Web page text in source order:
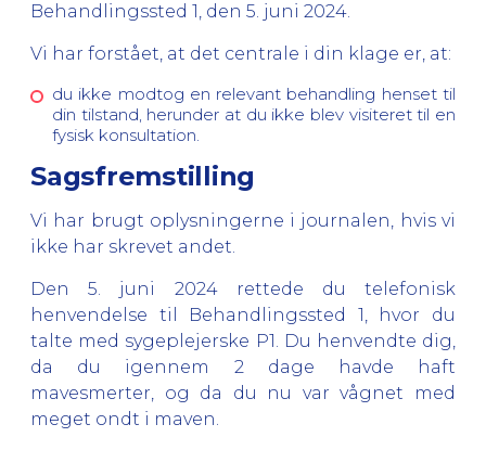
Behandlingssted 1, den 5. juni 2024.
Vi har forstået, at det centrale i din klage er, at:
du ikke modtog en relevant behandling henset til
din tilstand, herunder at du ikke blev visiteret til en
fysisk konsultation.
Sagsfremstilling
Vi har brugt oplysningerne i journalen, hvis vi
ikke har skrevet andet.
Den 5. juni 2024 rettede du telefonisk
henvendelse til Behandlingssted 1, hvor du
talte med sygeplejerske P1. Du henvendte dig,
da du igennem 2 dage havde haft
mavesmerter, og da du nu var vågnet med
meget ondt i maven.